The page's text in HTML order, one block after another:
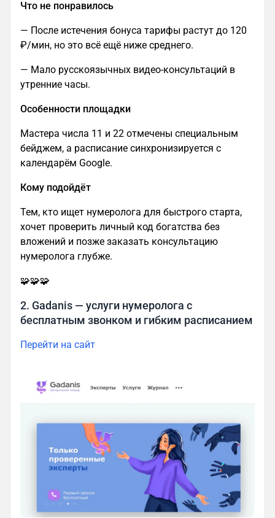
Что не понравилось
— После истечения бонуса тарифы растут до 120
₽/мин, но это всё ещё ниже среднего.
— Мало русскоязычных видео-консультаций в
утренние часы.
Особенности площадки
Мастера числа 11 и 22 отмечены специальным
бейджем, а расписание синхронизируется с
календарём Google.
Кому подойдёт
Тем, кто ищет нумеролога для быстрого старта,
хочет проверить личный код богатства без
вложений и позже заказать консультацию
нумеролога глубже.
🧩🧩🧩
2. Gadanis — услуги нумеролога с
бесплатным звонком и гибким расписанием
Перейти на сайт